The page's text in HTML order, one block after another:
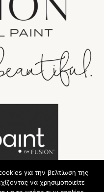
για την βελτίωση της
να χρησιμοποιείτε